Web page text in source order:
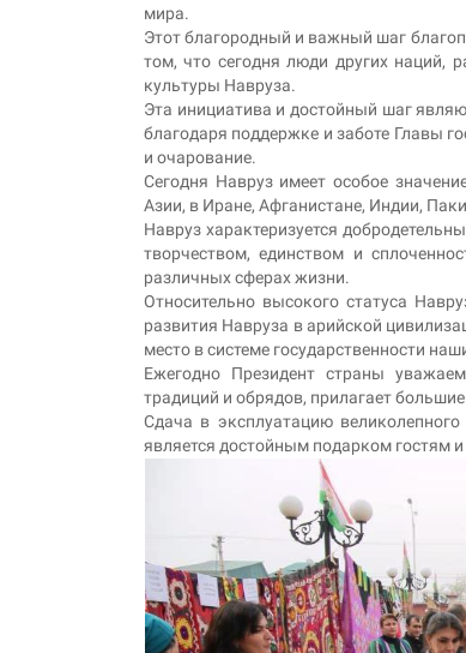
мира.
Этот благородный и важный шаг
том, что сегодня люди других наций,
культуры Навруза.
Эта инициатива и достойный шаг
благодаря поддержке и заботе Главы
и очарование.
Сегодня Навруз имеет особое
Азии, в Иране, Афганистане, Индии,
Навруз характеризуется
творчеством, единством и
различных сферах жизни.
Относительно высокого статуса
развития Навруза в арийской
место в системе государственности
Ежегодно Президент страны
традиций и обрядов, прилагает
Сдача в эксплуатацию
является достойным подарком гостям